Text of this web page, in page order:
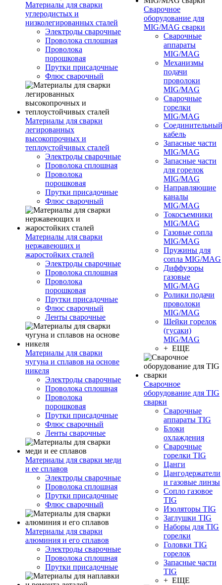
Материалы для сварки
углеродистых и
низколегированных сталей
Электроды сварочные
Проволока сплошная
Проволока
порошковая
Прутки присадочные
Флюс сварочный
Материалы для сварки
легированных
высокопрочных и
теплоустойчивых сталей
Электроды сварочные
Проволока сплошная
Проволока
порошковая
Прутки присадочные
Флюс сварочный
Материалы для сварки
нержавеющих и
жаростойких сталей
Электроды сварочные
Проволока сплошная
Проволока
порошковая
Прутки присадочные
Флюс сварочный
Ленты сварочные
Материалы для сварки
чугуна и сплавов на основе
никеля
Электроды сварочные
Проволока сплошная
Проволока
порошковая
Прутки присадочные
Флюс сварочный
Ленты сварочные
Материалы для сварки меди
и ее сплавов
Электроды сварочные
Проволока сплошная
Прутки присадочные
Флюс сварочный
Материалы для сварки
алюминия и его сплавов
Электроды сварочные
Проволока сплошная
Прутки присадочные
Сварочное
оборудование для
MIG/MAG сварки
Сварочные
аппараты
MIG/MAG
Механизмы
подачи
проволоки
MIG/MAG
Сварочные
горелки
MIG/MAG
Соединительный
кабель
Запасные части
MIG/MAG
Запасные части
для горелок
MIG/MAG
Направляющие
каналы
MIG/MAG
Токосъемники
MIG/MAG
Газовые сопла
MIG/MAG
Пружины для
сопла MIG/MAG
Диффузоры
газовые
MIG/MAG
Ролики подачи
проволоки
MIG/MAG
Шейки горелок
(гусаки)
MIG/MAG
+ ЕЩЕ
Сварочное
оборудование для TIG
сварки
Сварочные
аппараты TIG
Блоки
охлаждения
Сварочные
горелки TIG
Цанги
Цангодержатели
и газовые линзы
Сопло газовое
TIG
Изоляторы TIG
Заглушки TIG
Наборы для TIG
горелки
Головки TIG
горелок
Запасные части
TIG
+ ЕЩЕ